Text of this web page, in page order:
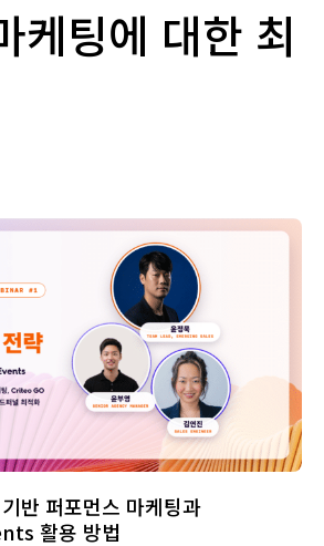
케팅에 대한 최
반 퍼포먼스 마케팅과
활용 방법